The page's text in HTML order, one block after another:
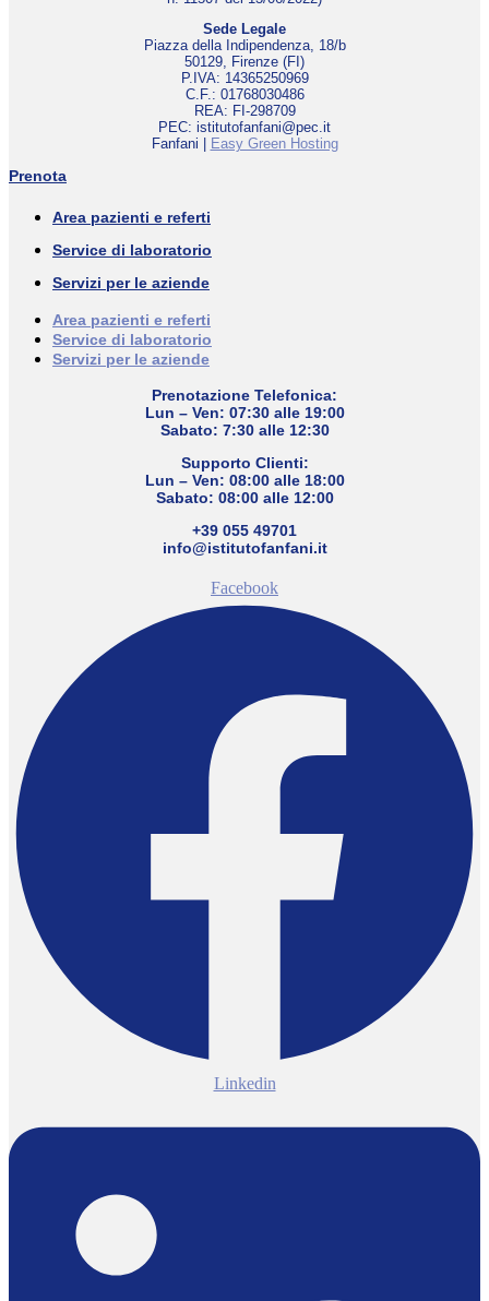
Sede Legale
Piazza della Indipendenza, 18/b
50129, Firenze (FI)
P.IVA: 14365250969
C.F.: 01768030486
REA: FI-298709
PEC: istitutofanfani@pec.it
Fanfani | Easy Green Hosting
Prenota
Area pazienti e referti
Service di laboratorio
Servizi per le aziende
Area pazienti e referti
Service di laboratorio
Servizi per le aziende
Prenotazione Telefonica:
Lun – Ven: 07:30 alle 19:00
Sabato: 7:30 alle 12:30
Supporto Clienti:
Lun – Ven: 08:00 alle 18:00
Sabato: 08:00 alle 12:00
+39 055 49701
info@istitutofanfani.it
Facebook
Linkedin